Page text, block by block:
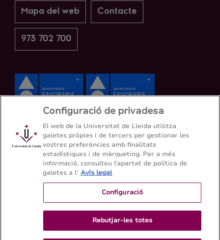
Mapa del web Contacte
973 702 700
Configuració de privadesa
El web de la Universitat de Lleida utilitza
galetes pròpies i de tercers per gestionar les
vostres preferències amb finalitats
estadístiques i de màrqueting. Per a més
informació, consulteu l’apartat de política de
galetes a l' Avís legal
Configuració
Rebutjar-les totes